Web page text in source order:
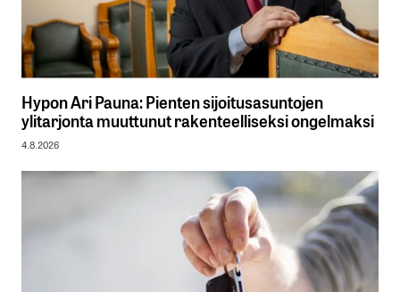
Hypon Ari Pauna: Pienten sijoitusasuntojen
ylitarjonta muuttunut rakenteelliseksi ongelmaksi
4.8.2026